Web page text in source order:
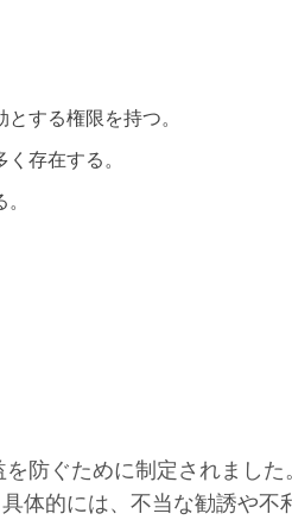
する権限を持つ。
存在する。
防ぐために制定されまし
的には、不当な勧誘や不